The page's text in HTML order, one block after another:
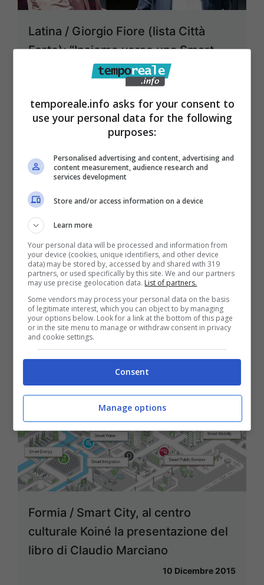
Latina / Giorgio Fiore (lista Città
Forte): “Insieme verso una Smart
Gaeta Smart, nasce l’associazione
tematica dedicata alle nuove
tecnologie
Formia / Smart City, al centro
culturale Koiné la presentazione del
libro di Claudio Marciano
10 Dicembre 2015
temporeale.info asks for your consent to
use your personal data for the following
purposes:
Personalised advertising and content, advertising and
content measurement, audience research and
services development
Store and/or access information on a device
Learn more
Your personal data will be processed and information from
your device (cookies, unique identifiers, and other device
data) may be stored by, accessed by and shared with 319
partners, or used specifically by this site. We and our partners
may use precise geolocation data. List of partners.
Some vendors may process your personal data on the basis
of legitimate interest, which you can object to by managing
your options below. Look for a link at the bottom of this page
or in the site menu to manage or withdraw consent in privacy
and cookie settings.
Consent
Manage options